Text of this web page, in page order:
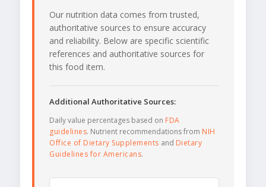
Our nutrition data comes from trusted,
authoritative sources to ensure accuracy
and reliability. Below are specific scientific
references and authoritative sources for
this food item.
Additional Authoritative Sources:
Daily value percentages based on FDA
guidelines. Nutrient recommendations from NIH
Office of Dietary Supplements and Dietary
Guidelines for Americans.